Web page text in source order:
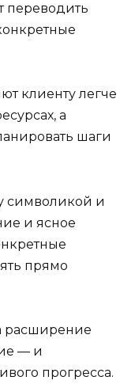
переводить
клиенту легче
а
шаги
символикой и
и ясное
прямо
расширение
— и
прогресса.